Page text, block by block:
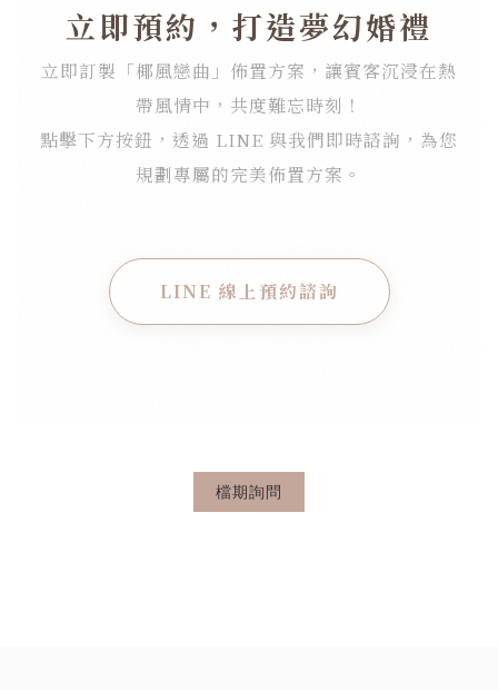
立即預約，打造夢幻婚禮
立即訂製「椰風戀曲」佈置方案，讓賓客沉浸在熱
帶風情中，共度難忘時刻！
點擊下方按鈕，透過 LINE 與我們即時諮詢，為您
規劃專屬的完美佈置方案。
LINE 線上預約諮詢
檔期詢問